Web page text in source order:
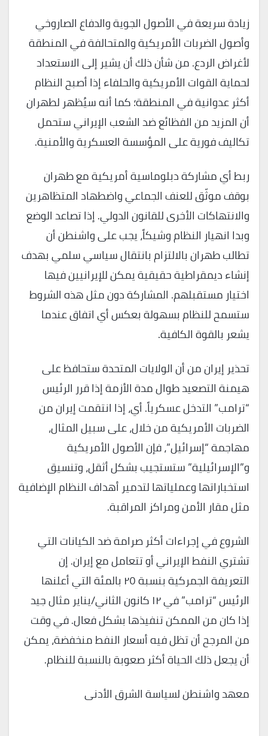
زيادة سريعة في الأصول الجوية والدفاع الصاروخي
وأصول الضربات الأمريكية والمتحالفة في المنطقة
لأغراض الردع. من شأن ذلك أن يشير إلى الاستعداد
لحماية القوات الأمريكية والحلفاء إذا أصبح النظام
أكثر عدوانية في المنطقة؛ كما أنه سيُظهر لطهران
أن المزيد من الفظائع ضد الشعب الإيراني ستحمل
تكاليف فورية على المؤسسة العسكرية والأمنية.
ربط أي مشاركة دبلوماسية أمريكية مع طهران
بوقف موثّق للعنف الجماعي واضطهاد المتظاهرين
والانتهاكات الأخرى للقانون الدولي. إذا تصاعد الوضع
وبدا انهيار النظام وشيكاً، يجب على واشنطن أن
تطالب طهران بالالتزام بانتقال سياسي سلمي بهدف
إنشاء ديمقراطية حقيقية يمكن للإيرانيين فيها
اختيار مستقبلهم. المشاركة دون مثل هذه الشروط
ستسمح للنظام بسهولة بعكس أي اتفاق عندما
يشعر بالقوة الكافية.
تحذير إيران من أن الولايات المتحدة ستحافظ على
هيمنة التصعيد طوال مدة الأزمة إذا قرر الرئيس
“ترامب” التدخل عسكرياً. أي، إذا انتقمت إيران من
الضربات الأمريكية من خلال، على سبيل المثال،
مهاجمة “إسرائيل”، فإن الأصول الأمريكية
و”الإسرائيلية” ستستجيب بشكل أثقل، وتنسيق
استخباراتها وعملياتها لتدمير أهداف النظام الإضافية
مثل مقار الأمن ومراكز المراقبة.
الشروع في إجراءات أكثر صرامة ضد الكيانات التي
تشتري النفط الإيراني أو تتعامل مع إيران. إن
التعريفة الجمركية بنسبة ٢٥ بالمئة التي أعلنها
الرئيس “ترامب” في ١٢ كانون الثاني/يناير مثال جيد
إذا كان من الممكن تنفيذها بشكل فعال. في وقت
من المرجح أن تظل فيه أسعار النفط منخفضة، يمكن
أن يجعل ذلك الحياة أكثر صعوبة بالنسبة للنظام.
معهد واشنطن لسياسة الشرق الأدنى